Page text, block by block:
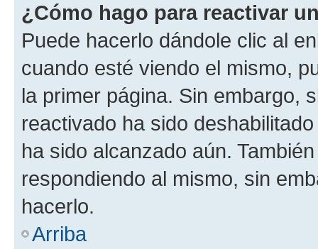
¿Cómo hago para reactivar
Puede hacerlo dándole clic al
cuando esté viendo el mismo,
la primer página. Sin embargo,
reactivado ha sido
ha sido alcanzado aún.
respondiendo al mismo, sin
hacerlo.
Arriba